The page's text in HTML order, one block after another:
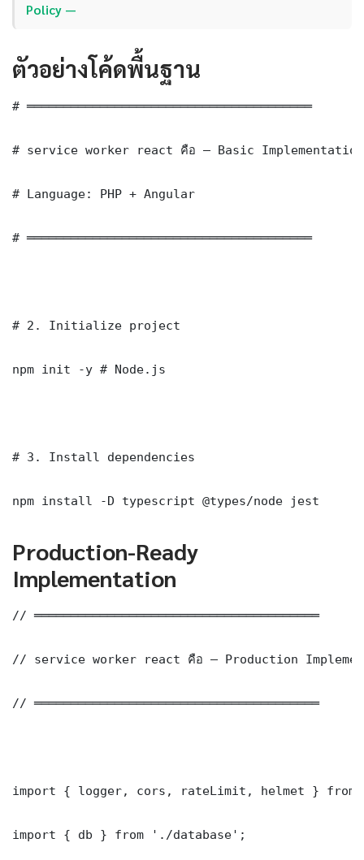
Policy —
ตัวอย่างโค้ดพื้นฐาน
# ═══════════════════════════════════════
# service worker react คือ — Basic Implementation
# Language: PHP + Angular
# ═══════════════════════════════════════
# 2. Initialize project
npm init -y # Node.js
# 3. Install dependencies
npm install -D typescript @types/node jest
Production-Ready
Implementation
// ═══════════════════════════════════════
// service worker react คือ — Production
// ═══════════════════════════════════════
import { logger, cors, rateLimit, helmet } from
import { db } from './database';